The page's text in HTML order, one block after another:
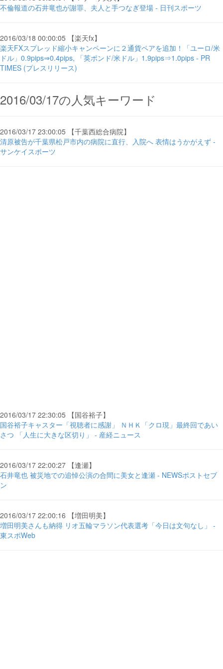
不倫報道の石井竜也が謝罪、夫人と手つなぎ登場 - 日刊スポーツ
2016/03/18 00:00:05 【楽天fx】
楽天FXスプレッド縮小キャンペーンに２通貨ペアを追加！「ユーロ/米
ドル」0.9pips⇒0.4pips, 「英ポンド/米ドル」1.9pips⇒1.0pips - PR
TIMES (プレスリリース)
2016/03/17の人気キーワード
2016/03/17 23:00:05 【千葉西総合病院】
清原被告が千葉県松戸市内の病院に直行、入院へ 表情はうかがえず -
サンケイスポーツ
2016/03/17 22:30:05 【国谷裕子】
国谷裕子キャスター「視聴者に感謝」 ＮＨＫ「クロ現」最終回であい
さつ 「人生に大きな区切り」 - 産経ニュース
2016/03/17 22:00:27 【逢瀬】
石井竜也 被災地での追悼公演の合間に美女と逢瀬 - NEWSポストセブ
ン
2016/03/17 22:00:16 【増田明美】
増田明美さんも納得 リオ五輪マラソン代表選考「今日は文句なし」 -
東スポWeb